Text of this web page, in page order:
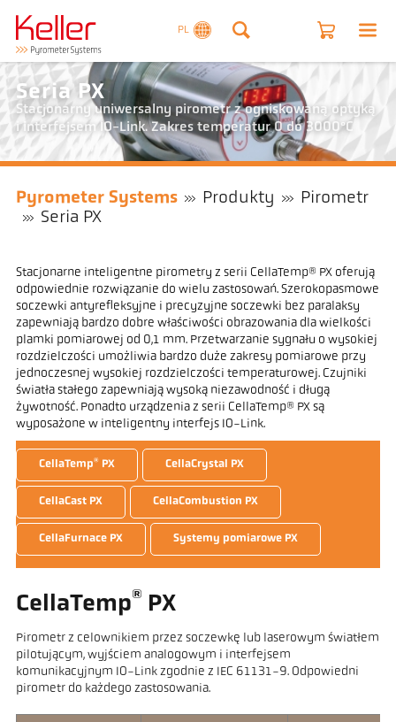
PL
Seria PX
Stacjonarny uniwersalny pirometr z ogniskowaną optyką
i interfejsem IO-Link. Zakres temperatur 0 do 3000°C
Pyrometer Systems Produkty
Pirometr
Seria PX
Stacjonarne inteligentne pirometry z serii CellaTemp® PX oferują
odpowiednie rozwiązanie do wielu zastosowań. Szerokopasmowe
soczewki antyrefleksyjne i precyzyjne soczewki bez paralaksy
zapewniają bardzo dobre właściwości obrazowania dla wielkości
plamki pomiarowej od 0,1 mm. Przetwarzanie sygnału o wysokiej
rozdzielczości umożliwia bardzo duże zakresy pomiarowe przy
jednoczesnej wysokiej rozdzielczości temperaturowej. Czujniki
światła stałego zapewniają wysoką niezawodność i długą
żywotność. Ponadto urządzenia z serii CellaTemp® PX są
wyposażone w inteligentny interfejs IO-Link.
CellaTemp® PX CellaCrystal PX
CellaCast PX CellaCombustion PX
CellaFurnace PX Systemy pomiarowe PX
CellaTemp® PX
Pirometr z celownikiem przez soczewkę lub laserowym światłem
pilotującym, wyjściem analogowym i interfejsem
komunikacyjnym IO-Link zgodnie z IEC 61131-9. Odpowiedni
pirometr do każdego zastosowania.